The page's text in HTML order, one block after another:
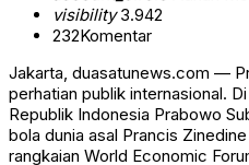
visibility3.942
232Komentar
Jakarta, duasatunews.com —
perhatian publik internasional.
Republik Indonesia Prabowo
bola dunia asal Prancis
rangkaian World Economic